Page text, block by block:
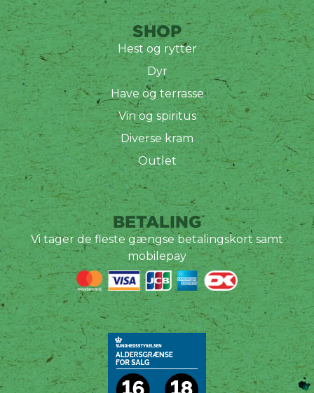
SHOP
Hest og rytter
Dyr
Have og terrasse
Vin og spiritus
Diverse kram
Outlet
BETALING
Vi tager de fleste gængse betalingskort samt
mobilepay